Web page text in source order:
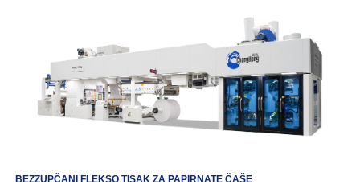
BEZZUPČANI FLEKSO TISAK ZA PAPIRNATE ČAŠE